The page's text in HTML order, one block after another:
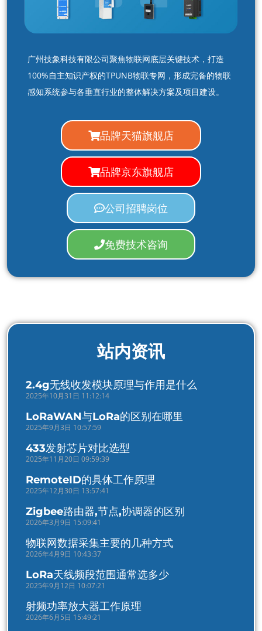
广州技象科技有限公司聚焦物联网底层关键技术，打造
100%自主知识产权的TPUNB物联专网，形成完备的物联
感知系统参与各垂直行业的整体解决方案及项目建设。
品牌天猫旗舰店
品牌京东旗舰店
公司招聘岗位
免费技术咨询
站内资讯
2.4g无线收发模块原理与作用是什么
2025年10月31日 11:12:14
LoRaWAN与LoRa的区别在哪里
2025年9月3日 10:57:59
433发射芯片对比选型
2025年11月20日 09:59:39
RemoteID的具体工作原理
2025年12月30日 13:57:41
Zigbee路由器,节点,协调器的区别
2026年3月9日 15:09:41
物联网数据采集主要的几种方式
2026年4月9日 10:43:37
LoRa天线频段范围通常选多少
2025年9月12日 10:07:21
射频功率放大器工作原理
2026年6月5日 15:49:21